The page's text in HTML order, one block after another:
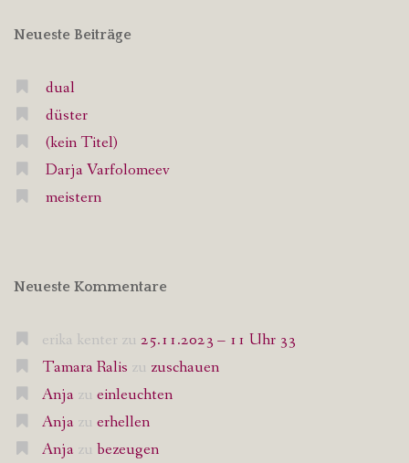
Neueste Beiträge
dual
düster
(kein Titel)
Darja Varfolomeev
meistern
Neueste Kommentare
erika kenter zu 25.11.2023 – 11 Uhr 33
Tamara Ralis zu zuschauen
Anja zu einleuchten
Anja zu erhellen
Anja zu bezeugen